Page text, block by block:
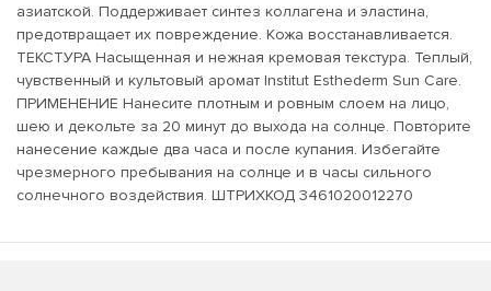
азиатской. Поддерживает синтез коллагена и эластина,
предотвращает их повреждение. Кожа восстанавливается.
ТЕКСТУРА Насыщенная и нежная кремовая текстура. Теплый,
чувственный и культовый аромат Institut Esthederm Sun Care.
ПРИМЕНЕНИЕ Нанесите плотным и ровным слоем на лицо,
шею и декольте за 20 минут до выхода на солнце. Повторите
нанесение каждые два часа и после купания. Избегайте
чрезмерного пребывания на солнце и в часы сильного
солнечного воздействия. ШТРИХКОД 3461020012270